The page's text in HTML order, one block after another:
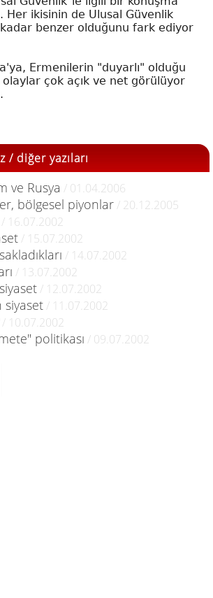
Her ikisinin de Ulusal Güvenlik
kadar benzer olduğunu fark ediyor
Ermenilerin "duyarlı" olduğu
olaylar çok açık ve net görülüyor
/ diğer yazıları
ve Rusya / 01.04.2006
bölgesel piyonlar/ 20.12.2005
/ 16.07.2002
/ 15.07.2002
/ 14.07.2002
/ 13.07.2002
/ 12.07.2002
siyaset/ 11.07.2002
10.07.2002
politikası / 09.07.2002